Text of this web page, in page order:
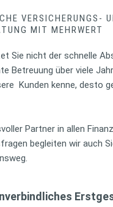
VERSICHERUNGS-
MIT MEHRWERT
Sie nicht der schnelle
Betreuung über viele
Kunden kenne, desto
Partner in allen
begleiten wir auch